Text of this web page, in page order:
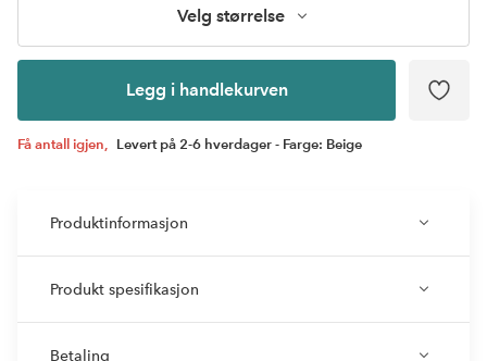
Velg størrelse
Legg i handlekurven
Få antall igjen, Levert på 2-6 hverdager - Farge: Beige
Produktinformasjon
Produkt spesifikasjon
Betaling